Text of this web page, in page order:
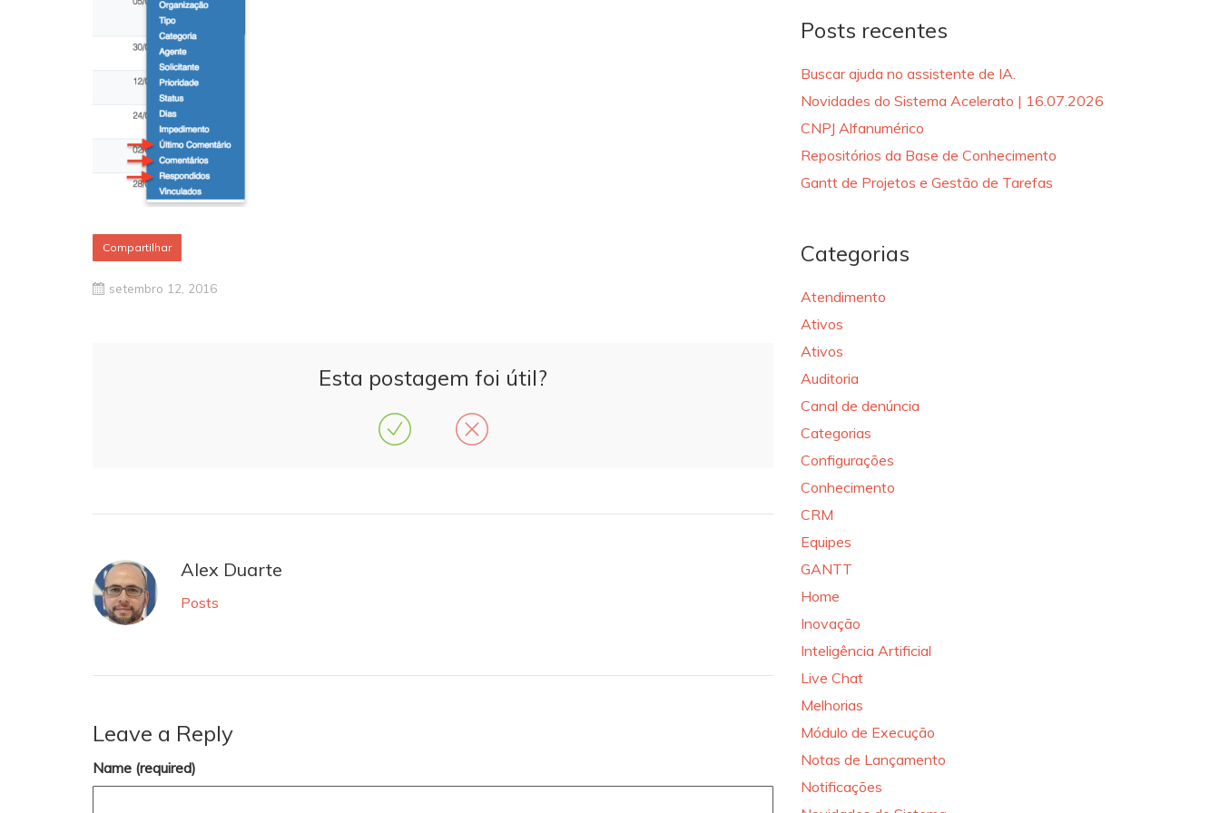
Compartilhar
setembro 12, 2016
Esta postagem foi útil?
Alex Duarte
Posts
Leave a Reply
Name (required)
Posts recentes
Buscar ajuda no assistente de IA.
Novidades do Sistema Acelerato | 16.07.2026
CNPJ Alfanumérico
Repositórios da Base de Conhecimento
Gantt de Projetos e Gestão de Tarefas
Categorias
Atendimento
Ativos
Ativos
Auditoria
Canal de denúncia
Categorias
Configurações
Conhecimento
CRM
Equipes
GANTT
Home
Inovação
Inteligência Artificial
Live Chat
Melhorias
Módulo de Execução
Notas de Lançamento
Notificações